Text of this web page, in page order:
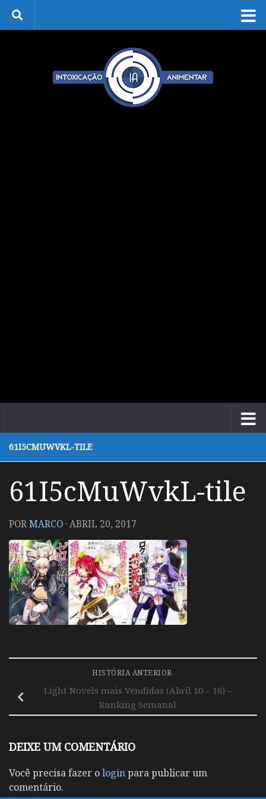
Skip to content
61I5CMUWVKL-TILE
61I5cMuWvkL-tile
PORMARCO ·ABRIL 20, 2017
HISTÓRIA ANTERIOR
Light Novels mais Vendidas (Abril 10 – 16) –
Ranking Semanal
DEIXE UM COMENTÁRIO
Você precisa fazer ologinpara publicar um
comentário.